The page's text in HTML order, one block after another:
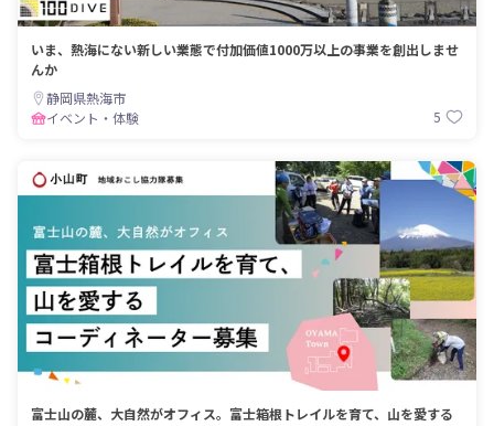
いま、熱海にない新しい業態で付加価値1000万以上の事業を創出しませ
んか
静岡県熱海市
イベント・体験
5
富士山の麓、大自然がオフィス。富士箱根トレイルを育て、山を愛する